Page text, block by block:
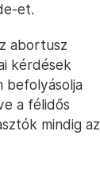
et.
abortusz
kérdések
befolyásolja
a félidős
mindig az